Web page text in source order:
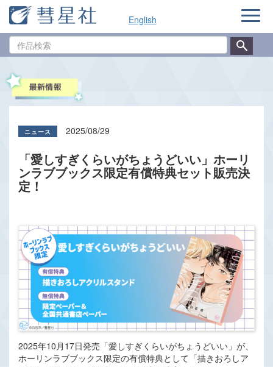
English
品
ナ
ゲ
2025/08/29
「愛しすぎくらいがちょうどいい」ホーリ
ンラブブックス限定有償特典セット販売決
定！
2025年10月17日発売「愛しすぎくらいがちょうどいい」が、
ホーリンラブブックス限定の有償特典として「描きおろしア